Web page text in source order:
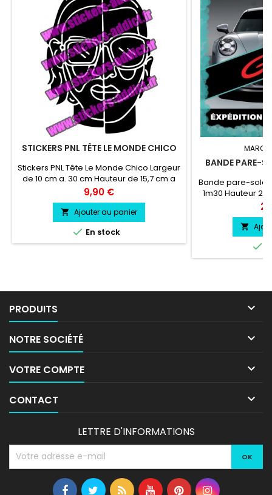
STICKERS PNL TÊTE LE MONDE CHICO
Stickers PNL Tête Le Monde Chico Largeur
de 10 cm a. 30 cm Hauteur de 15,7 cm a
47,3 cm
Prix
9,90 €
 Ajouter au panier
 En stock
BANDE PARE-
Bande pare-soleil
1m30 Hauteur
couleur au


PRODUITS 
NOTRE SOCIÉTÉ 
VOTRE COMPTE 
CONTACT 
LETTRE D'INFORMATIONS